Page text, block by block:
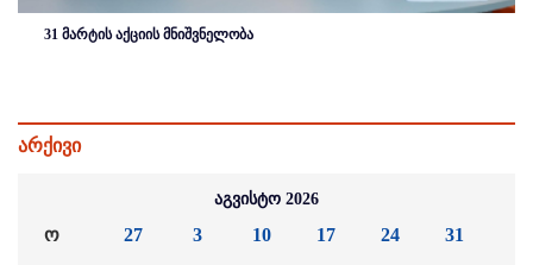
31 მარტის აქციის მნიშვნელობა
არქივი
აგვისტო 2026
ო 27 3 10 17 24 31